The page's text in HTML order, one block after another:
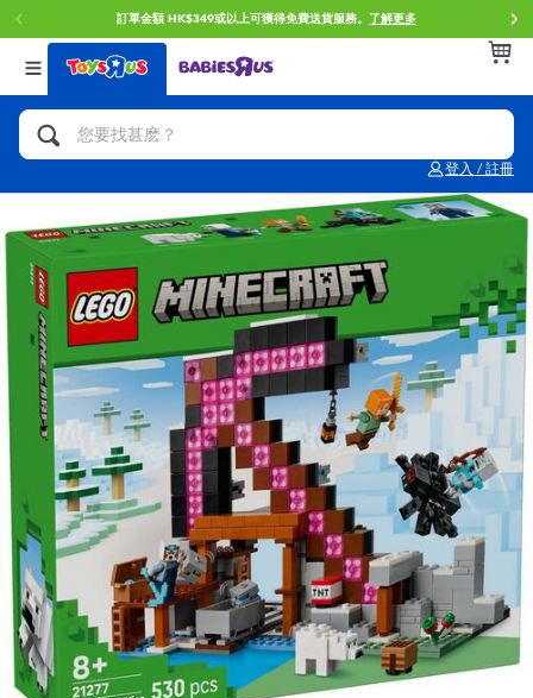
訂單金額 HK$349或以上可獲得免費送貨服務。 了解更多
登入 / 註冊
返回
分類目錄
人氣英雄,角色扮演,射擊玩具
拼砌組合及樂高LEGO
玩具車,貨車,火車及遙控系列
手工藝,文具,蠟筆,泥膠,畫板
娃娃, 芭比,收藏公仔
電子玩具
遊戲及拼圖系列
益智學習玩具
返回
品牌
Brunch Brother 早午餐兄弟
Spider-Man蜘蛛俠
Mini Brands
Play-Doh培樂多
Pokemon寶可夢
playpop
LEGO樂高
LeapFrog跳跳蛙
返回
年齢
0~2歳
5~7歳
8~11歳
12~14歳
14歳以上